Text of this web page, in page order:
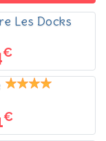
Les Docks
€
€